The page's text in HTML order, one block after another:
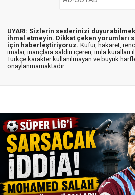
UYARI: Sizlerin seslerinizi
ihmal etmeyin. Dikkat çeken yorumları
için haberleştiriyoruz. Küfür, hakaret,
imalar, inançlara saldırı içeren, imla kuralları
Türkçe karakter kullanılmayan ve büyük
onaylanmamaktadır.